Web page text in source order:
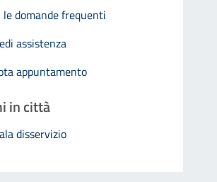
le domande frequenti
assistenza
appuntamento
in città
disservizio